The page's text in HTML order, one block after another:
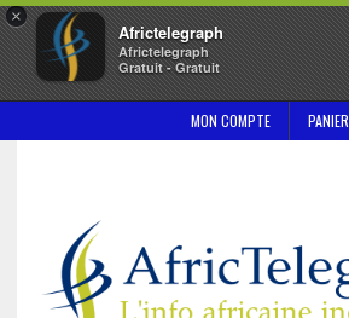
×
Africtelegraph
Africtelegraph
Gratuit - Gratuit
MON COMPTE PANIER